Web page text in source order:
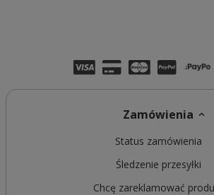
Zamówienia
Status zamówienia
Śledzenie przesyłki
Chcę zareklamować